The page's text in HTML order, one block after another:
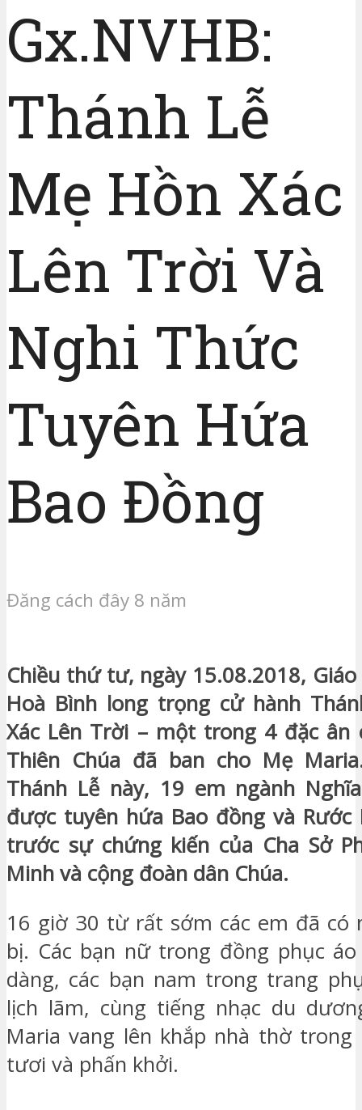
Gx.NVHB:
Thánh Lễ
Mẹ Hồn Xác
Lên Trời Và
Nghi Thức
Tuyên Hứa
Bao Đồng
Đăng cách đây 8 năm
Chiều thứ tư, ngày 15.08.2018,
Hoà Bình long trọng cử hành
Xác Lên Trời – một trong 4 đặc ân
Thiên Chúa đã ban cho Mẹ
Thánh Lễ này, 19 em ngành
được tuyên hứa Bao đồng và Rước
trước sự chứng kiến của Cha Sở
Minh và cộng đoàn dân Chúa.
16 giờ 30 từ rất sớm các em đã có
bị. Các bạn nữ trong đồng phục
dàng, các bạn nam trong trang
lịch lãm, cùng tiếng nhạc du
Maria vang lên khắp nhà thờ trong
tươi và phấn khởi.